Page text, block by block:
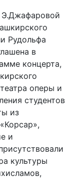
Э.Джафаровой
Рудольфа
в
концерта,
оперы и
студентов
из
и
культуры